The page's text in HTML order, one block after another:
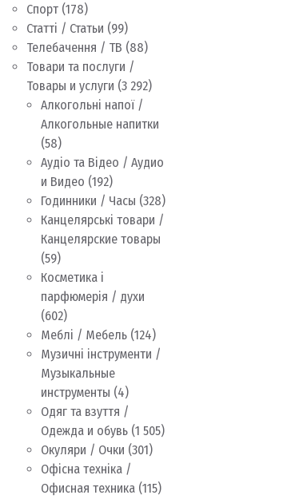
Спорт (178)
Статті / Статьи (99)
Телебачення / ТВ (88)
Товари та послуги /
Товары и услуги (3 292)
Алкогольні напої /
Алкогольные напитки
(58)
Аудіо та Відео / Аудио
и Видео (192)
Годинники / Часы (328)
Канцелярські товари /
Канцелярские товары
(59)
Косметика і
парфюмерія / духи
(602)
Меблі / Мебель (124)
Музичні інструменти /
Музыкальные
инструменты (4)
Одяг та взуття /
Одежда и обувь (1 505)
Окуляри / Очки (301)
Офісна техніка /
Офисная техника (115)